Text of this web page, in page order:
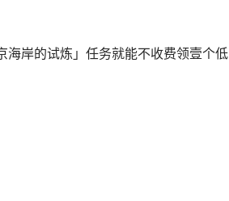
海岸的试炼」任务就能不收费领壹个低